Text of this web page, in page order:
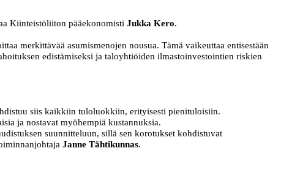
Kiinteistöliiton pääekonomisti Jukka Kero.
merkittävää asumismenojen nousua. Tämä vaikeuttaa entisestään
edistämiseksi ja taloyhtiöiden ilmastoinvestointien riskien
siis kaikkiin tuloluokkiin, erityisesti pienituloisiin.
ja nostavat myöhempiä kustannuksia.
suunnitteluun, sillä sen korotukset kohdistuvat
Janne Tähtikunnas.